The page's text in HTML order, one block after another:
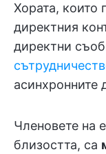
Хората, които
директния
директни
асинхронните
Членовете на
близостта, са